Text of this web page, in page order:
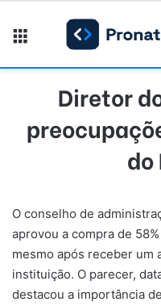
Diretor
do
O conselho de
aprovou a compra de
mesmo após receber um
instituição. O parecer,
destacou a importância